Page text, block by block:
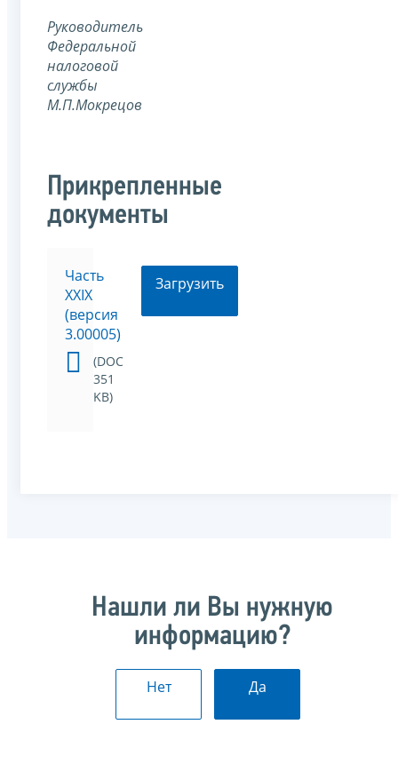
Руководитель
Федеральной
налоговой
службы
М.П.Мокрецов
Прикрепленные
документы
Часть
XXIХ
(версия
3.00005)
(DOC
351
KB)
Загрузить
Нашли ли Вы нужную
информацию?
Нет Да